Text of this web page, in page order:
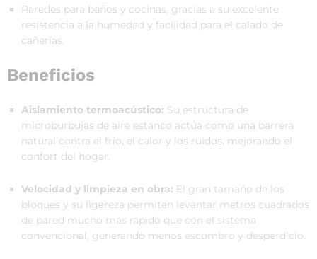
Paredes para baños y cocinas, gracias a su excelente
resistencia a la humedad y facilidad para el calado de
cañerías.
Beneficios
Aislamiento termoacústico: Su estructura de
microburbujas de aire estanco actúa como una barrera
natural contra el frío, el calor y los ruidos, mejorando el
confort del hogar.
Velocidad y limpieza en obra: El gran tamaño de los
bloques y su ligereza permiten levantar metros cuadrados
de pared mucho más rápido que con el sistema
convencional, generando menos escombro y desperdicio.